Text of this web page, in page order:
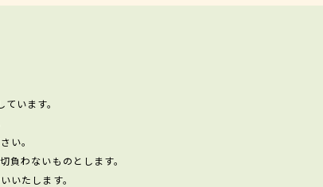
います。
い。
負わないものとします。
いたします。